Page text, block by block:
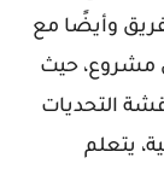
وأيضًا مع
مشروع، حيث
التحديات
يتعلم